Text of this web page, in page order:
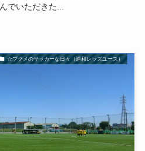
でいただきた...
☆ブクメのサッカーな日々（浦和レッズユース）